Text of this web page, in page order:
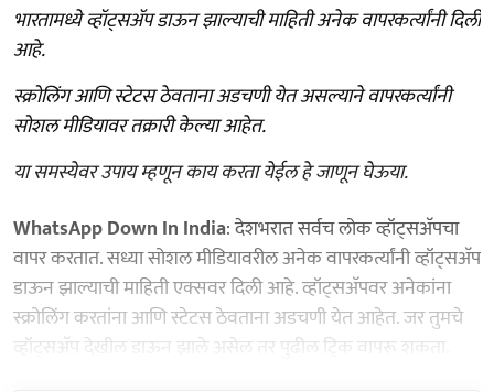
भारतामध्ये व्हॉट्सअ‍ॅप डाऊन झाल्याची माहिती अनेक वापरकर्त्यांनी दिली
आहे.
स्क्रोलिंग आणि स्टेटस ठेवताना अडचणी येत असल्याने वापरकर्त्यांनी
सोशल मीडियावर तक्रारी केल्या आहेत.
या समस्येवर उपाय म्हणून काय करता येईल हे जाणून घेऊया.
WhatsApp Down In India: देशभरात सर्वच लोक व्हॉट्सअ‍ॅपचा
वापर करतात. सध्या सोशल मीडियावरील अनेक वापरकर्त्यांनी व्हॉट्सअ‍ॅप
डाऊन झाल्याची माहिती एक्सवर दिली आहे. व्हॉट्सअ‍ॅपवर अनेकांना
स्क्रोलिंग करतांना आणि स्टेटस ठेवताना अडचणी येत आहेत. जर तुमचे
व्हॉट्सअ‍ॅप देखील डाऊन झाले असेल तर पुढील ट्रिक वापरू शकता.